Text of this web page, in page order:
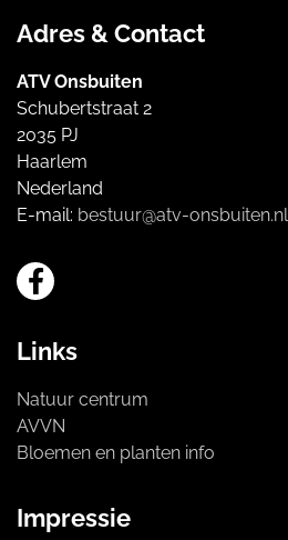
Adres & Contact
ATV Onsbuiten
Schubertstraat 2
2035 PJ
Haarlem
Nederland
E-mail: bestuur@atv-onsbuiten.nl
Links
Natuur centrum
AVVN
Bloemen en planten info
Impressie